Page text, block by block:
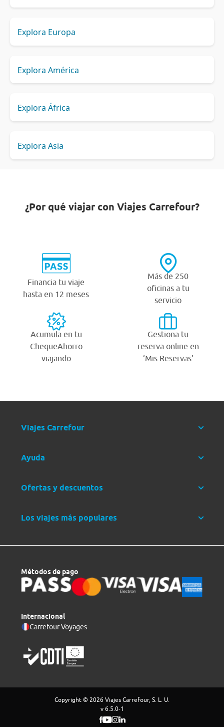
Explora Europa
Explora América
Explora África
Explora Asia
¿Por qué viajar con Viajes Carrefour?
Financia tu viaje
hasta en 12 meses
Más de 250
oficinas a tu
servicio
Acumula en tu
ChequeAhorro
viajando
Gestiona tu
reserva online en
‘Mis Reservas’
Viajes Carrefour
Ayuda
Ofertas y descuentos
Los viajes más populares
Métodos de pago
Internacional
Carrefour Voyages
Copyright © 2026 Viajes Carrefour, S. L. U.
v 6.5.0-1